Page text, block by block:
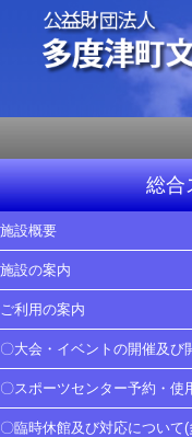
総合
施設概要
施設の案内
ご利用の案内
〇大会・イベントの開催及び
〇スポーツセンター予約・使
〇臨時休館及び対応について